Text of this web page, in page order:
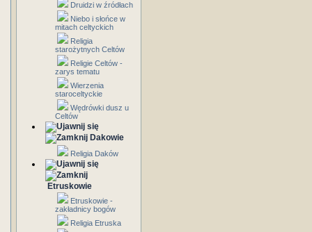
Druidzi w źródłach
Niebo i słońce w
mitach celtyckich
Religia
starożytnych Celtów
Religie Celtów -
zarys tematu
Wierzenia
staroceltyckie
Wędrówki dusz u
Celtów
Dakowie
Religia Daków
Etruskowie
Etruskowie -
zakładnicy bogów
Religia Etruska